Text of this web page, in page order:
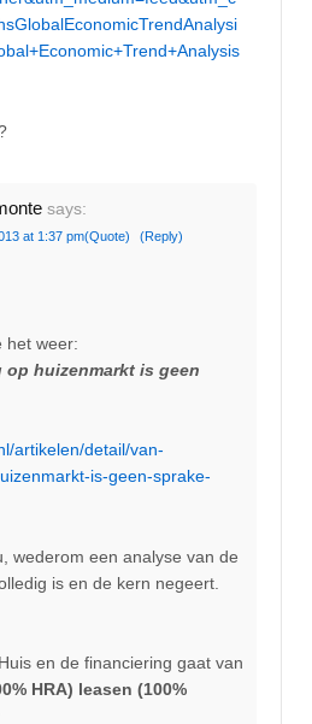
says:
at 1:37 pm(Quote) (Reply)
het weer:
op huizenmarkt is geen
artikelen/detail/van-
is-geen-sprake-
wederom een analyse van de
is en de kern negeert.
en de financiering gaat van
HRA) leasen (100%